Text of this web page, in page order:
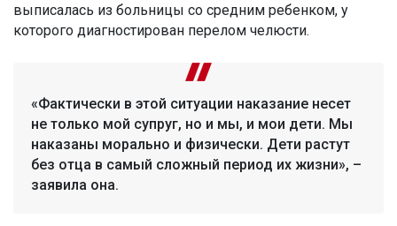
выписалась из больницы со средним ребенком, у
которого диагностирован перелом челюсти.
«Фактически в этой ситуации наказание несет
не только мой супруг, но и мы, и мои дети. Мы
наказаны морально и физически. Дети растут
без отца в самый сложный период их жизни», –
заявила она.